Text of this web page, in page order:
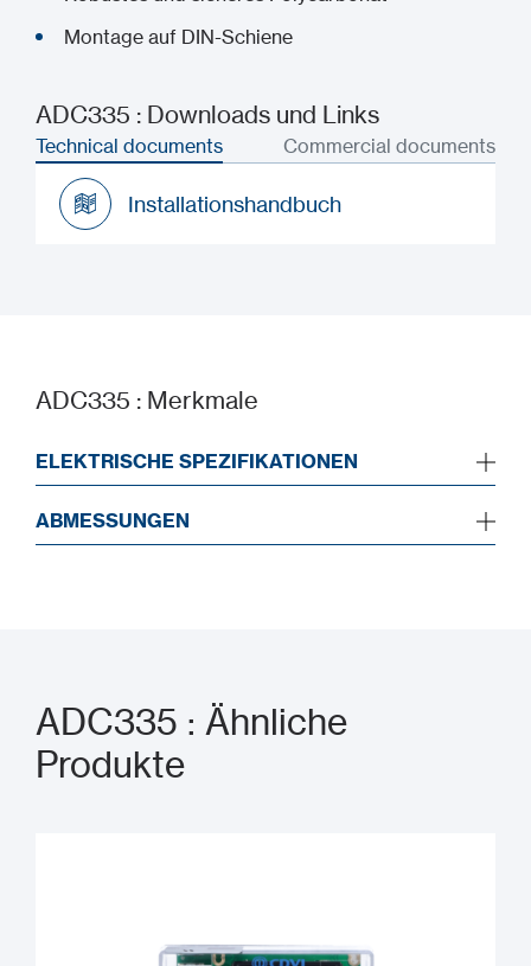
Montage auf DIN-Schiene
ADC335 : Downloads und Links
Technical documents Commercial documents
Installationshandbuch
ADC335 : Merkmale
ELEKTRISCHE SPEZIFIKATIONEN
ABMESSUNGEN
ADC335 : Ähnliche
Produkte